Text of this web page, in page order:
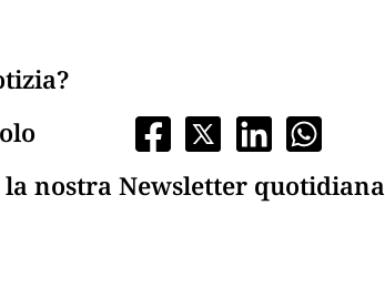
nostra Newsletter quotidiana